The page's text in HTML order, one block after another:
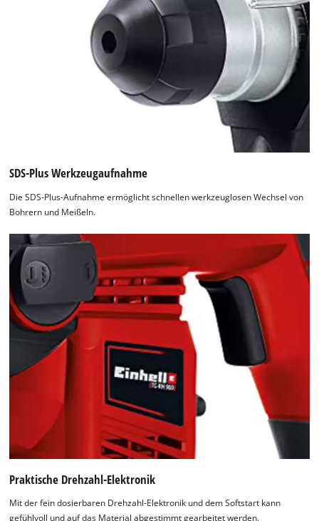
SDS-Plus Werkzeugaufnahme
Die SDS-Plus-Aufnahme ermöglicht schnellen werkzeuglosen Wechsel von
Bohrern und Meißeln.
Praktische Drehzahl-Elektronik
Mit der fein dosierbaren Drehzahl-Elektronik und dem Softstart kann
gefühlvoll und auf das Material abgestimmt gearbeitet werden.